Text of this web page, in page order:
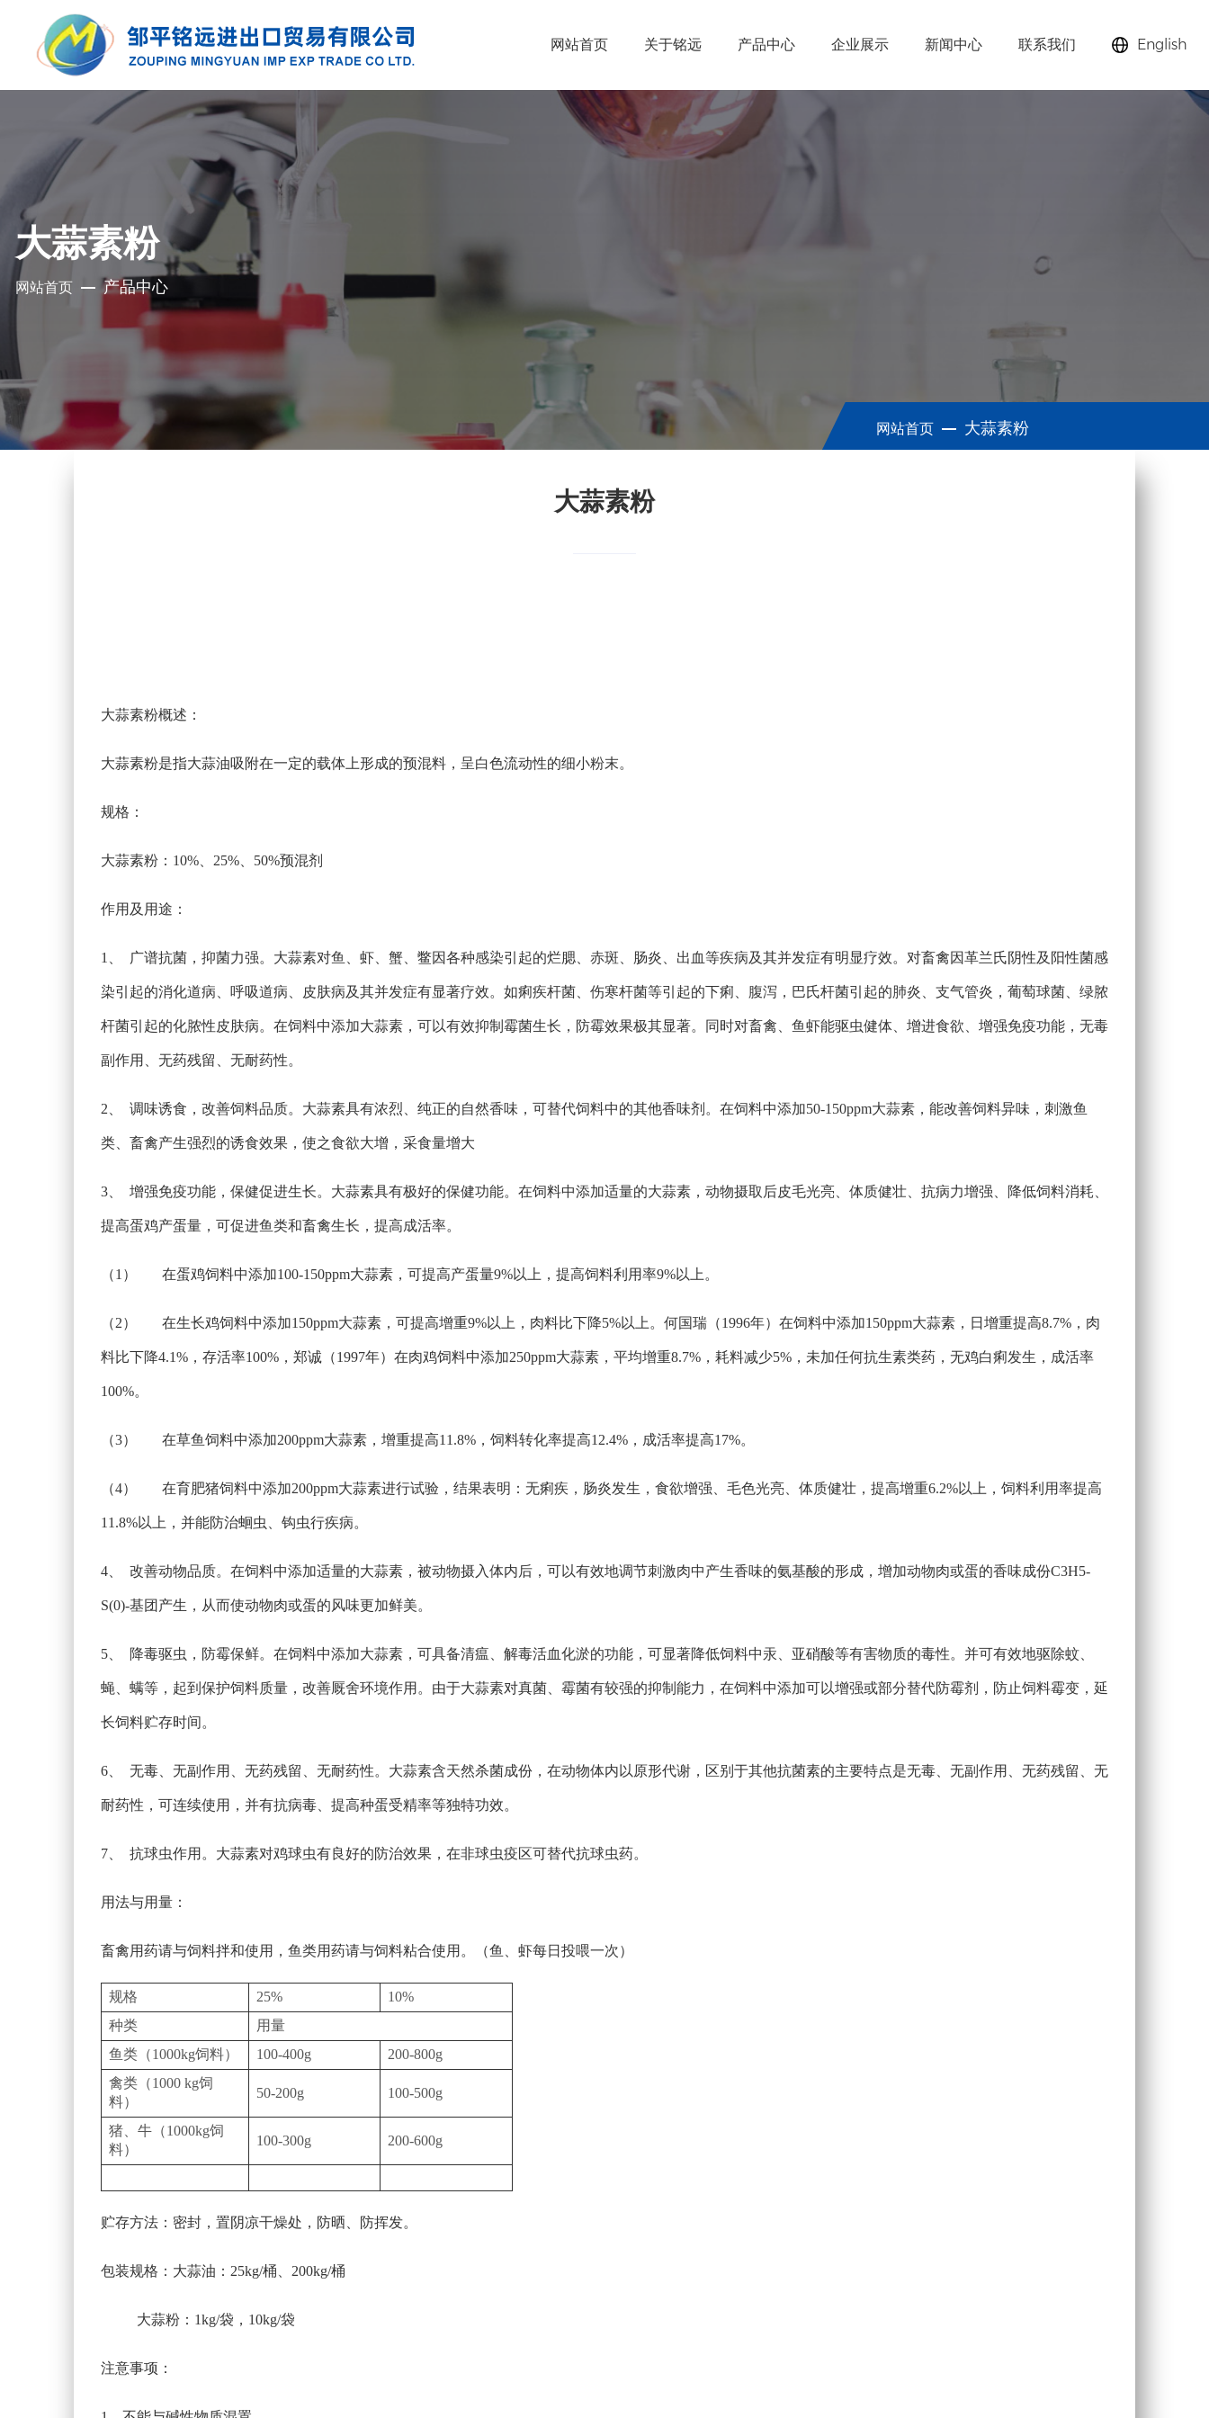
网站首页 关于铭远 产品中心 企业展示 新闻中心 联系我们 English
产品中心
公司是集地质勘探、铜钼采选、精细化工、
充电电池、新型建材、现代服务业于一体的
集团化国有控股公司
•石油催化剂、助剂、分子筛
•酚类
酮类
大蒜素粉
网站首页 产品中心
网站首页 大蒜素粉
大蒜素粉
大蒜素粉概述：
大蒜素粉是指大蒜油吸附在一定的载体上形成的预混料，呈白色流动性的细小粉末。
规格：
大蒜素粉：10%、25%、50%预混剂
作用及用途：
1、 广谱抗菌，抑菌力强。大蒜素对鱼、虾、蟹、鳖因各种感染引起的烂腮、赤斑、肠炎、出血等疾病及其并发症有明显疗效。对畜禽因革兰氏阴性及阳性菌感
染引起的消化道病、呼吸道病、皮肤病及其并发症有显著疗效。如痢疾杆菌、伤寒杆菌等引起的下痢、腹泻，巴氏杆菌引起的肺炎、支气管炎，葡萄球菌、绿脓
杆菌引起的化脓性皮肤病。在饲料中添加大蒜素，可以有效抑制霉菌生长，防霉效果极其显著。同时对畜禽、鱼虾能驱虫健体、增进食欲、增强免疫功能，无毒
副作用、无药残留、无耐药性。
2、 调味诱食，改善饲料品质。大蒜素具有浓烈、纯正的自然香味，可替代饲料中的其他香味剂。在饲料中添加50-150ppm大蒜素，能改善饲料异味，刺激鱼
类、畜禽产生强烈的诱食效果，使之食欲大增，采食量增大
3、 增强免疫功能，保健促进生长。大蒜素具有极好的保健功能。在饲料中添加适量的大蒜素，动物摄取后皮毛光亮、体质健壮、抗病力增强、降低饲料消耗、
提高蛋鸡产蛋量，可促进鱼类和畜禽生长，提高成活率。
（1） 在蛋鸡饲料中添加100-150ppm大蒜素，可提高产蛋量9%以上，提高饲料利用率9%以上。
（2） 在生长鸡饲料中添加150ppm大蒜素，可提高增重9%以上，肉料比下降5%以上。何国瑞（1996年）在饲料中添加150ppm大蒜素，日增重提高8.7%，肉
料比下降4.1%，存活率100%，郑诚（1997年）在肉鸡饲料中添加250ppm大蒜素，平均增重8.7%，耗料减少5%，未加任何抗生素类药，无鸡白痢发生，成活率
100%。
（3） 在草鱼饲料中添加200ppm大蒜素，增重提高11.8%，饲料转化率提高12.4%，成活率提高17%。
（4） 在育肥猪饲料中添加200ppm大蒜素进行试验，结果表明：无痢疾，肠炎发生，食欲增强、毛色光亮、体质健壮，提高增重6.2%以上，饲料利用率提高
11.8%以上，并能防治蛔虫、钩虫行疾病。
4、 改善动物品质。在饲料中添加适量的大蒜素，被动物摄入体内后，可以有效地调节刺激肉中产生香味的氨基酸的形成，增加动物肉或蛋的香味成份C3H5-
S(0)-基团产生，从而使动物肉或蛋的风味更加鲜美。
5、 降毒驱虫，防霉保鲜。在饲料中添加大蒜素，可具备清瘟、解毒活血化淤的功能，可显著降低饲料中汞、亚硝酸等有害物质的毒性。并可有效地驱除蚊、
蝇、螨等，起到保护饲料质量，改善厩舍环境作用。由于大蒜素对真菌、霉菌有较强的抑制能力，在饲料中添加可以增强或部分替代防霉剂，防止饲料霉变，延
长饲料贮存时间。
6、 无毒、无副作用、无药残留、无耐药性。大蒜素含天然杀菌成份，在动物体内以原形代谢，区别于其他抗菌素的主要特点是无毒、无副作用、无药残留、无
耐药性，可连续使用，并有抗病毒、提高种蛋受精率等独特功效。
7、 抗球虫作用。大蒜素对鸡球虫有良好的防治效果，在非球虫疫区可替代抗球虫药。
用法与用量：
畜禽用药请与饲料拌和使用，鱼类用药请与饲料粘合使用。（鱼、虾每日投喂一次）
规格 25%
10%
种类
用量
鱼类（1000kg饲料）
100-400g
200-800g
禽类（1000 kg饲
料）
50-200g 100-500g
猪、牛（1000kg饲
料）
100-300g 200-600g
贮存方法：密封，置阴凉干燥处，防晒、防挥发。
包装规格：大蒜油：25kg/桶、200kg/桶
大蒜粉：1kg/袋，10kg/袋
注意事项：